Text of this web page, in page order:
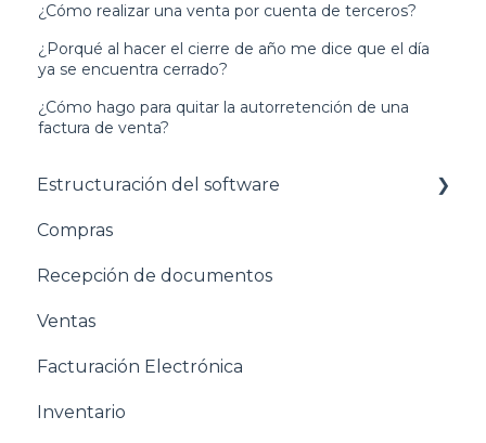
¿Cómo realizar una venta por cuenta de terceros?
¿Porqué al hacer el cierre de año me dice que el día
ya se encuentra cerrado?
¿Cómo hago para quitar la autorretención de una
factura de venta?
Estructuración del software
Pasos para configurar tu empresa
Estructuración General
Estructuración Contabilidad
Estructuración Compras
Estructuración Ventas
Compras
Recepción de documentos
Ventas
Facturación Electrónica
Inventario